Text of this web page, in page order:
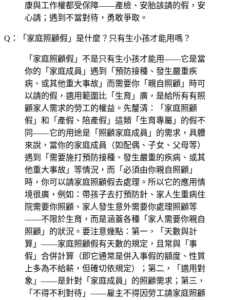
康與工作權都受保障——產檢、安胎該請的假，安
心請；遇到不當對待，勇敢爭取。
Q：「家庭照顧假」是什麼？只有生小孩才能用嗎？
「家庭照顧假」不是只有生小孩才能用——它是當
你的「家庭成員」遇到「預防接種、發生嚴重疾
病、或其他重大事故」而需要你「親自照顧」時可
以請的假，適用範圍比「生育」廣，是給所有有照
顧家人需求的勞工的權益。先釐清：「家庭照顧
假」和「產假、陪產假」這類「生育專屬」的假不
同——它的用途是「照顧家庭成員」的需求，具體
來說，當你的家庭成員（如配偶、子女、父母等）
遇到「需要施打預防接種、發生嚴重的疾病、或其
他重大事故」等情況，而「必須由你親自照顧」
時，你可以請家庭照顧假去處理。所以它的應用情
境很廣，例如：帶孩子去打預防針、家人生重病住
院需要你照顧、家人發生意外需要你處理照顧等
——不限於生育，而是涵蓋各種「家人需要你親自
照顧」的狀況。要注意幾點：第一，「天數與計
算」——家庭照顧假有天數的規定，且常與「事
假」合併計算（即它通常是併入事假的額度、性質
上多為不給薪，但確切依規定）；第二，「適用對
象」——是針對「家庭成員」的照顧需求；第三，
「不得不利對待」——雇主不得因勞工請家庭照顧